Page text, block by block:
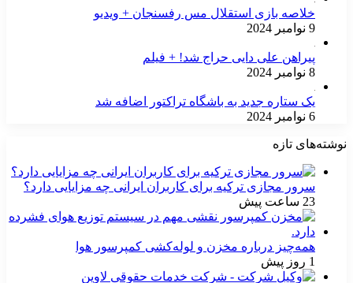
خلاصه بازی استقلال مس رفسنجان + ویدیو
9 نوامبر 2024
پیراهن علی دایی حراج شد! + فیلم
8 نوامبر 2024
یک ستاره جدید به باشگاه تراکتور اضافه شد
6 نوامبر 2024
نوشته‌های تازه
سرور مجازی ترکیه برای کاربران ایرانی چه مزایایی دارد؟
23 ساعت پیش
همه‌چیز درباره مخزن و لوله‌کشی کمپرسور هوا
1 روز پیش